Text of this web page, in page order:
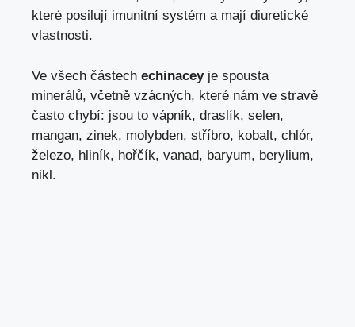
které posilují imunitní systém a mají diuretické
vlastnosti.
Ve všech částech echinaceyje spousta
minerálů, včetně vzácných, které nám ve stravě
často chybí: jsou to vápník, draslík, selen,
mangan, zinek, molybden, stříbro, kobalt, chlór,
železo, hliník, hořčík, vanad, baryum, berylium,
nikl.